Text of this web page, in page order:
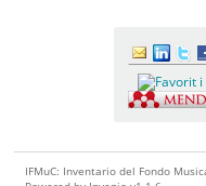
IFMuC: Inventario del Fondo